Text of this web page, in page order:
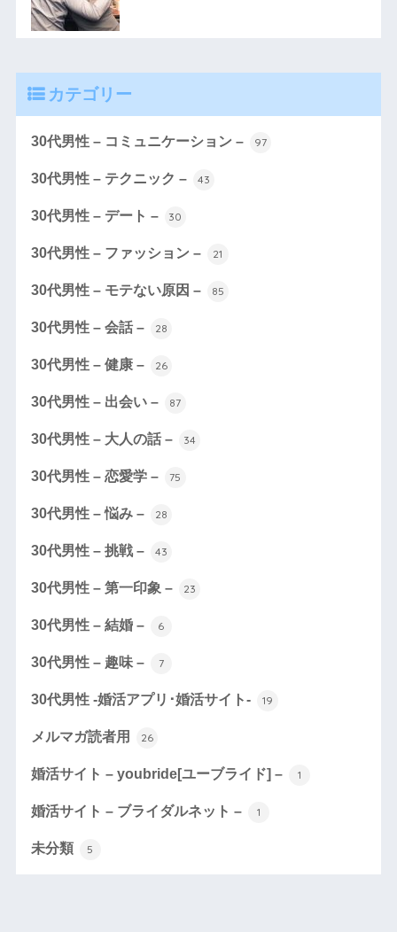
カテゴリー
30代男性 – コミュニケーション – 97
30代男性 – テクニック – 43
30代男性 – デート – 30
30代男性 – ファッション – 21
30代男性 – モテない原因 – 85
30代男性 – 会話 – 28
30代男性 – 健康 – 26
30代男性 – 出会い – 87
30代男性 – 大人の話 – 34
30代男性 – 恋愛学 – 75
30代男性 – 悩み – 28
30代男性 – 挑戦 – 43
30代男性 – 第一印象 – 23
30代男性 – 結婚 – 6
30代男性 – 趣味 – 7
30代男性 -婚活アプリ･婚活サイト- 19
メルマガ読者用 26
婚活サイト – youbride[ユーブライド] – 1
婚活サイト – ブライダルネット – 1
未分類 5